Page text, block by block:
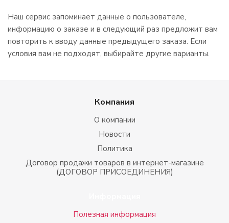
Наш сервис запоминает данные о пользователе,
информацию о заказе и в следующий раз предложит вам
повторить к вводу данные предыдущего заказа. Если
условия вам не подходят, выбирайте другие варианты.
Компания
О компании
Новости
Политика
Договор продажи товаров в интернет-магазине
(ДОГОВОР ПРИСОЕДИНЕНИЯ)
Полезная информация